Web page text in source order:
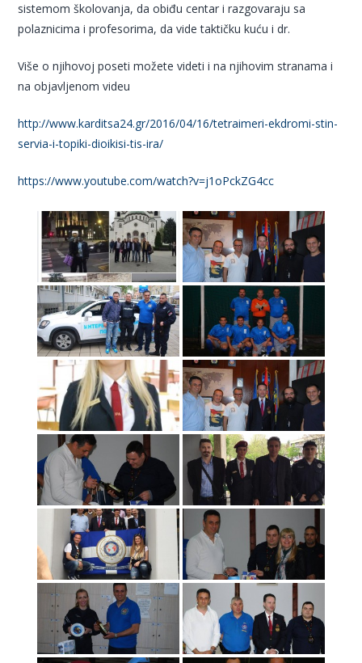
sistemom školovanja, da obiđu centar i razgovaraju sa
polaznicima i profesorima, da vide taktičku kuću i dr.
Više o njihovoj poseti možete videti i na njihovim stranama i
na objavljenom videu
http://www.karditsa24.gr/2016/04/16/tetraimeri-ekdromi-stin-
servia-i-topiki-dioikisi-tis-ira/
https://www.youtube.com/watch?v=j1oPckZG4cc